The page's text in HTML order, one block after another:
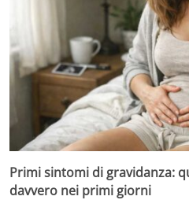
Primi sintomi di gravidanza:
davvero nei primi giorni